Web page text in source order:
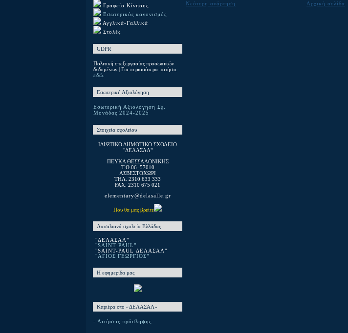
Γραφείο Κίνησης
Εσωτερικός κανονισμός
Αγγλικά-Γαλλικά
Στολές
GDPR
Πολιτική επεξεργασίας προσωπικών
δεδομένων | Για περισσότερα πατήστε
εδώ.
Εσωτερική Αξιολόγηση
Εσωτερική Αξιολόγηση Σχ.
Μονάδας 2024-2025
Στοιχεία σχολείου
ΙΔΙΩΤΙΚΟ ΔΗΜΟΤΙΚΟ ΣΧΟΛΕΙΟ
"ΔΕΛΑΣΑΛ"
ΠΕΥΚΑ ΘΕΣΣΑΛΟΝΙΚΗΣ
T.Θ.06–57010
ΑΣΒΕΣΤΟΧΩΡΙ
ΤΗΛ. 2310 633 333
FAX. 2310 675 021
elementary@delasalle.gr
Που θα μας βρείτε
Λασαλιανά σχολεία Ελλάδας
"ΔΕΛΑΣΑΛ"
"SAINT-PAUL"
"SAINT-PAUL ΔΕΛΑΣΑΛ"
"ΑΓΙΟΣ ΓΕΩΡΓΙΟΣ"
Η εφημερίδα μας
Καριέρα στο «ΔΕΛΑΣΑΛ»
- Αιτήσεις πρόσληψης
Νεότερη ανάρτηση Αρχική σελίδα